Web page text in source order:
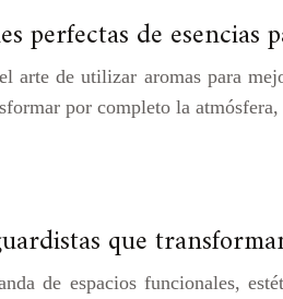
perfectas de esencias
arte de utilizar aromas para
por completo la
que
de espacios funcionales,